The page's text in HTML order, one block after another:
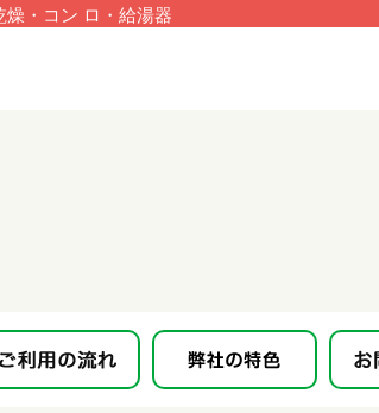
・コン ロ・給湯器